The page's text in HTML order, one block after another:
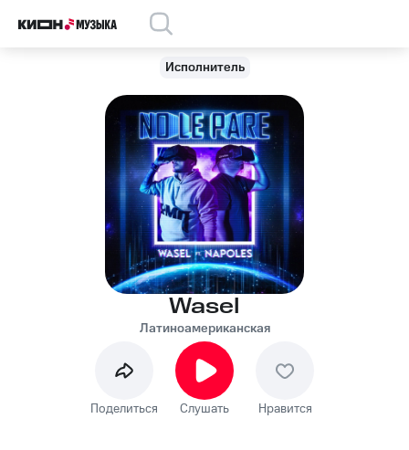
Исполнитель
Wasel
Латиноамериканская
Поделиться Слушать Нравится